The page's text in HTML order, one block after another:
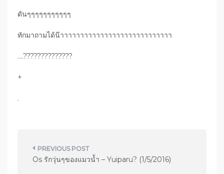
ดันๆๆๆๆๆๆๆๆๆๆๆ
ทักมาถามได้น๊าาาาาาาาาาาาาาาาาาาาาาาาาาาา
….??????????????
+
.
แ
น
Os รักวุ่นๆของแมวน้ำ – Yuiparu? (1/5/2016)